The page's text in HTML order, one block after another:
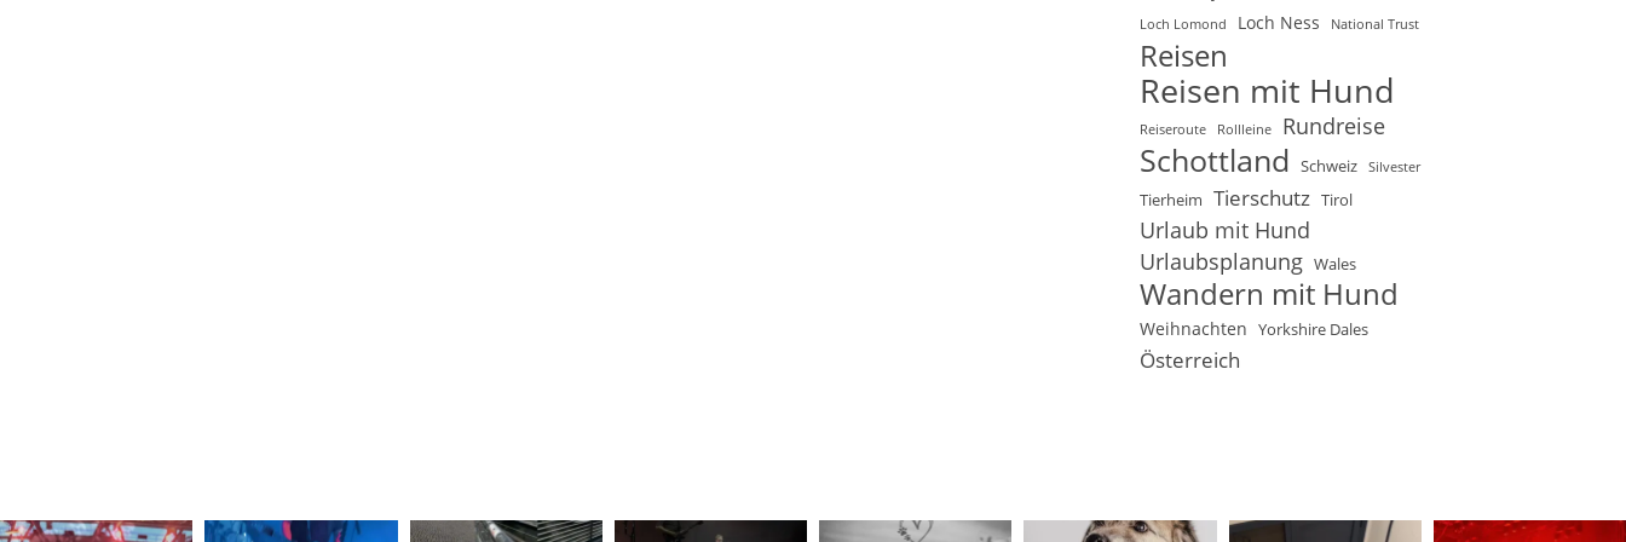
Loch Lomond Loch Ness National Trust
Reisen
Reisen mit Hund
Reiseroute Rollleine Rundreise
Schottland Schweiz Silvester
Tierheim Tierschutz Tirol
Urlaub mit Hund
Urlaubsplanung Wales
Wandern mit Hund
Weihnachten Yorkshire Dales
Österreich